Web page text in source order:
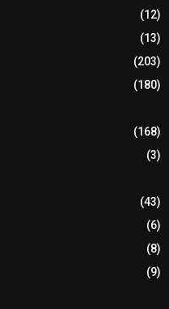
(12)
(13)
(203)
(180)
(168)
(3)
(43)
(6)
(8)
(9)